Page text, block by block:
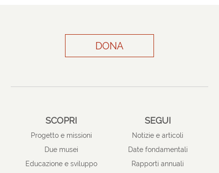
DONA
SCOPRI
Progetto e missioni
Due musei
Educazione e sviluppo
SEGUI
Notizie e articoli
Date fondamentali
Rapporti annuali